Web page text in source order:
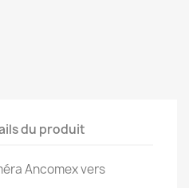
du produit
Ancomex vers